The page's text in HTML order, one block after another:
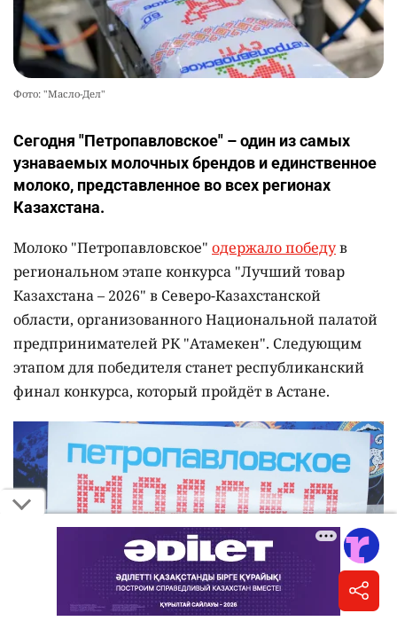
Фото: "Масло-Дел"
Сегодня "Петропавловское" – один из самых
узнаваемых молочных брендов и единственное
молоко, представленное во всех регионах
Казахстана.
Молоко "Петропавловское" одержало победув
региональном этапе конкурса "Лучший товар
Казахстана – 2026" в Северо-Казахстанской
области, организованного Национальной палатой
предпринимателей РК "Атамекен". Следующим
этапом для победителя станет республиканский
финал конкурса, который пройдёт в Астане.